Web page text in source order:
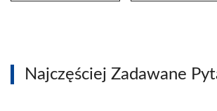
Najczęściej Zadawane